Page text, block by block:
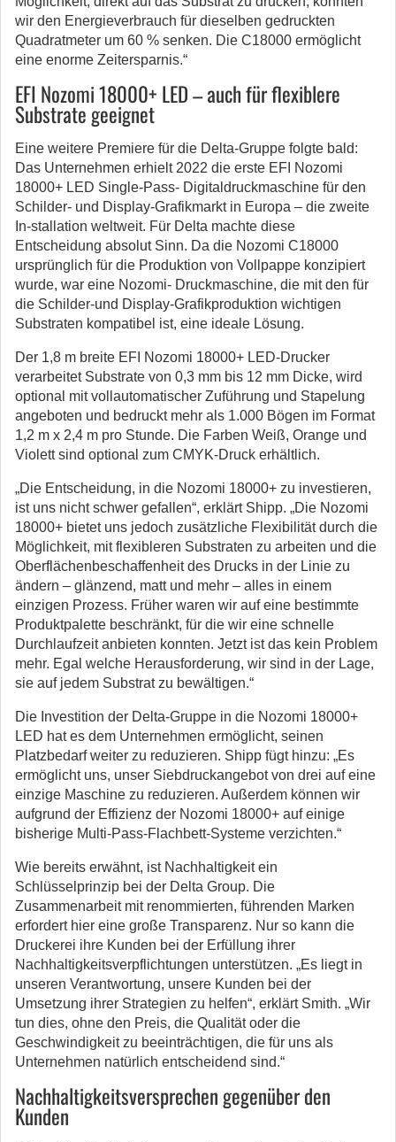
wir den Energieverbrauch für dieselben gedruckten
Quadratmeter um 60 % senken. Die C18000 ermöglicht
eine enorme Zeitersparnis.“
EFI Nozomi 18000+ LED – auch für flexiblere
Substrate geeignet
Eine weitere Premiere für die Delta-Gruppe folgte bald:
Das Unternehmen erhielt 2022 die erste EFI Nozomi
18000+ LED Single-Pass- Digitaldruckmaschine für den
Schilder- und Display-Grafikmarkt in Europa – die zweite
In-stallation weltweit. Für Delta machte diese
Entscheidung absolut Sinn. Da die Nozomi C18000
ursprünglich für die Produktion von Vollpappe konzipiert
wurde, war eine Nozomi- Druckmaschine, die mit den für
die Schilder-und Display-Grafikproduktion wichtigen
Substraten kompatibel ist, eine ideale Lösung.
Der 1,8 m breite EFI Nozomi 18000+ LED-Drucker
verarbeitet Substrate von 0,3 mm bis 12 mm Dicke, wird
optional mit vollautomatischer Zuführung und Stapelung
angeboten und bedruckt mehr als 1.000 Bögen im Format
1,2 m x 2,4 m pro Stunde. Die Farben Weiß, Orange und
Violett sind optional zum CMYK-Druck erhältlich.
„Die Entscheidung, in die Nozomi 18000+ zu investieren,
ist uns nicht schwer gefallen“, erklärt Shipp. „Die Nozomi
18000+ bietet uns jedoch zusätzliche Flexibilität durch die
Möglichkeit, mit flexibleren Substraten zu arbeiten und die
Oberflächenbeschaffenheit des Drucks in der Linie zu
ändern – glänzend, matt und mehr – alles in einem
einzigen Prozess. Früher waren wir auf eine bestimmte
Produktpalette beschränkt, für die wir eine schnelle
Durchlaufzeit anbieten konnten. Jetzt ist das kein Problem
mehr. Egal welche Herausforderung, wir sind in der Lage,
sie auf jedem Substrat zu bewältigen.“
Die Investition der Delta-Gruppe in die Nozomi 18000+
LED hat es dem Unternehmen ermöglicht, seinen
Platzbedarf weiter zu reduzieren. Shipp fügt hinzu: „Es
ermöglicht uns, unser Siebdruckangebot von drei auf eine
einzige Maschine zu reduzieren. Außerdem können wir
aufgrund der Effizienz der Nozomi 18000+ auf einige
bisherige Multi-Pass-Flachbett-Systeme verzichten.“
Wie bereits erwähnt, ist Nachhaltigkeit ein
Schlüsselprinzip bei der Delta Group. Die
Zusammenarbeit mit renommierten, führenden Marken
erfordert hier eine große Transparenz. Nur so kann die
Druckerei ihre Kunden bei der Erfüllung ihrer
Nachhaltigkeitsverpflichtungen unterstützen. „Es liegt in
unseren Verantwortung, unsere Kunden bei der
Umsetzung ihrer Strategien zu helfen“, erklärt Smith. „Wir
tun dies, ohne den Preis, die Qualität oder die
Geschwindigkeit zu beeinträchtigen, die für uns als
Unternehmen natürlich entscheidend sind.“
Nachhaltigkeitsversprechen gegenüber den
Kunden